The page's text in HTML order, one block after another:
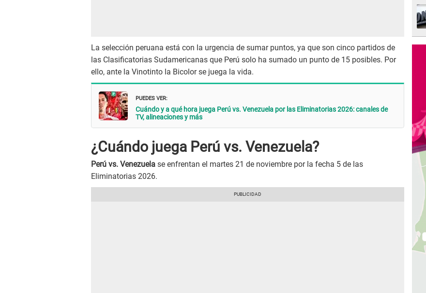
La selección peruana está con la urgencia de sumar puntos, ya que son cinco partidos de
las Clasificatorias Sudamericanas que Perú solo ha sumado un punto de 15 posibles. Por
ello, ante la Vinotinto la Bicolor se juega la vida.
PUEDES VER:
Cuándo y a qué hora juega Perú vs. Venezuela por las Eliminatorias 2026: canales de
TV, alineaciones y más
¿Cuándo juega Perú vs. Venezuela?
Perú vs. Venezuela se enfrentan el martes 21 de noviembre por la fecha 5 de las
Eliminatorias 2026.